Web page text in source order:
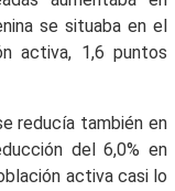
se situaba en el
activa, 1,6 puntos
reducía también en
del 6,0% en
activa casi lo